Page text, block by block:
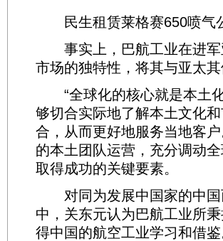
民生租赁莱格赛650喷气
事实上，巴航工业在进军
市场的独特性，将其与亚太
“全球化的核心就是本土化
够切合实际地了解本土文化
合，从而更好地服务当地客
的本土团队运营，充分调动
取得成功的关键要素。
对同为发展中国家的中国
中，关东元认为巴航工业所
得中国的航空工业学习和借鉴